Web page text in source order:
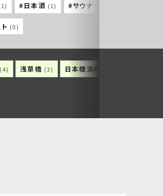
#日本酒 (1) #サウナ
(0)
(4) 浅草橋 (3) 日本橋浜町